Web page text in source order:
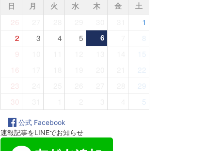
日 月 火 水 木 金
土
26
1
2
3 4 5 6
8
9
15
16
22
23
29
30
5
公式 Facebook
速報記事をLINEでお知らせ